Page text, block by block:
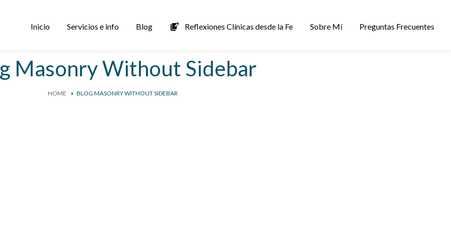
Inicio Servicios e info Blog Reflexiones Clínicas desde la Fe Sobre Mí Preguntas Frecuentes
Masonry Without Sidebar
HOME BLOG MASONRY WITHOUT SIDEBAR